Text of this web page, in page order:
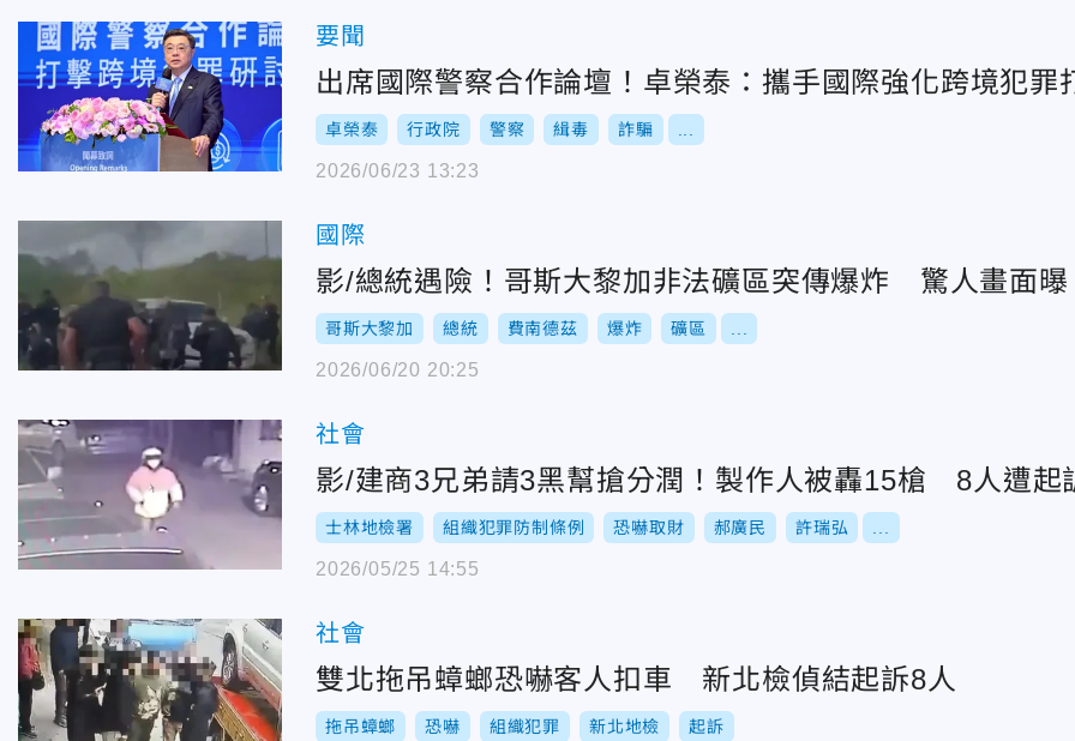
要聞
出席國際警察合作論壇！卓榮泰：攜手國際強化跨境犯罪
卓榮泰 行政院 警察 緝毒 詐騙
2026/06/23 13:23
國際
影/總統遇險！哥斯大黎加非法礦區突傳爆炸 驚人畫面曝
哥斯大黎加 總統 費南德茲 爆炸 礦區
2026/06/20 20:25
社會
影/建商3兄弟請3黑幫搶分潤！製作人被轟15槍 8人遭起
士林地檢署 組織犯罪防制條例 恐嚇取財 郝廣民 許瑞弘
2026/05/25 14:55
社會
雙北拖吊蟑螂恐嚇客人扣車 新北檢偵結起訴8人
拖吊蟑螂 恐嚇 組織犯罪 新北地檢 起訴